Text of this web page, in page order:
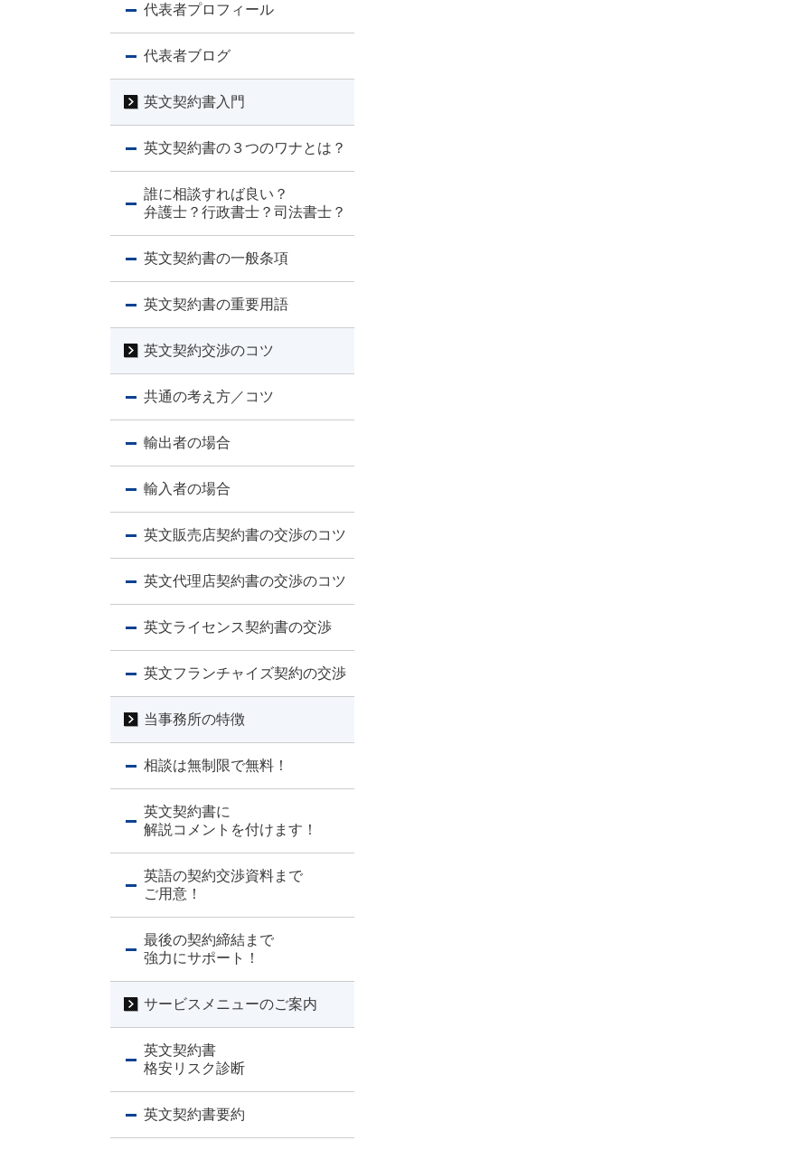
代表者プロフィール
代表者ブログ
英文契約書入門
英文契約書の３つのワナとは？
誰に相談すれば良い？
弁護士？行政書士？司法書士？
英文契約書の一般条項
英文契約書の重要用語
英文契約交渉のコツ
共通の考え方／コツ
輸出者の場合
輸入者の場合
英文販売店契約書の交渉のコツ
英文代理店契約書の交渉のコツ
英文ライセンス契約書の交渉
英文フランチャイズ契約の交渉
当事務所の特徴
相談は無制限で無料！
英文契約書に
解説コメントを付けます！
英語の契約交渉資料まで
ご用意！
最後の契約締結まで
強力にサポート！
サービスメニューのご案内
英文契約書
格安リスク診断
英文契約書要約